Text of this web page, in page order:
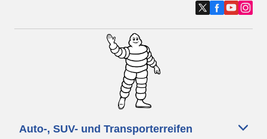
Auto-, SUV- und Transporterreifen